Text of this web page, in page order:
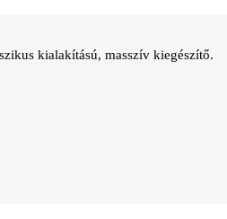
kialakítású, masszív kiegészítő.